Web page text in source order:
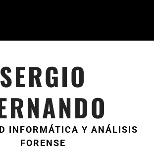
SERGIO
INFORMÁTICA Y ANÁLISIS
FORENSE